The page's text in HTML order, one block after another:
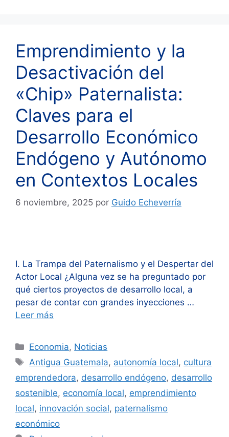
Emprendimiento y la
Desactivación del
«Chip» Paternalista:
Claves para el
Desarrollo Económico
Endógeno y Autónomo
en Contextos Locales
6 noviembre, 2025 por Guido Echeverría
I. La Trampa del Paternalismo y el Despertar del
Actor Local ¿Alguna vez se ha preguntado por
qué ciertos proyectos de desarrollo local, a
pesar de contar con grandes inyecciones …
Leer más
Categorías
Economia, Noticias
Etiquetas
Antigua Guatemala, autonomía local, cultura
emprendedora, desarrollo endógeno, desarrollo
sostenible, economía local, emprendimiento
local, innovación social, paternalismo
económico